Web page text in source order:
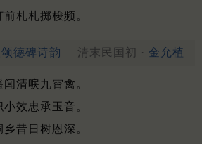
札札掷梭频。
德碑诗韵 清末民国初 · 金允植
清唳九霄禽。
效忠承玉音。
昔日树恩深。